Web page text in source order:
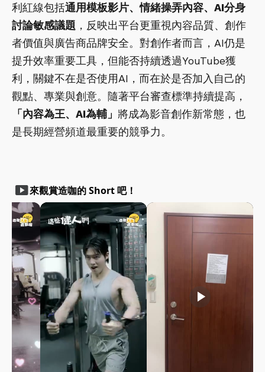
利紅線包括通用模板影片、情緒操弄內容、AI分身
討論敏感議題 ，反映出平台更重視內容品質、創作
者價值與廣告商品牌安全。對創作者而言，AI仍是
提升效率重要工具，但能否持續透過YouTube獲
利，關鍵不在是否使用AI，而在於是否加入自己的
觀點、專業與創意。隨著平台審查標準持續提高，
「內容為王、AI為輔」 將成為影音創作新常態，也
是長期經營頻道最重要的競爭力。
smart_display來觀賞造咖的 Short 吧！
play_arrow play_arrow